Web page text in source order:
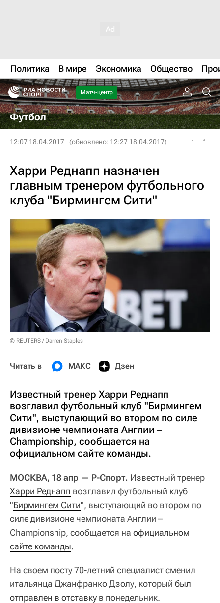
Политика В мире Экономика Общество
Матч-центр
Футбол
12:07 18.04.2017 (обновлено: 12:27 18.04.2017)
Харри Реднапп назначен
главным тренером футбольного
клуба "Бирмингем Сити"
© REUTERS / Darren Staples
Читать в МАКС Дзен
Известный тренер Харри Реднапп
возглавил футбольный клуб "Бирмингем
Сити", выступающий во втором по силе
дивизионе чемпионата Англии –
Championship, сообщается на
официальном сайте команды.
МОСКВА, 18 апр — Р-Спорт. Известный тренер
Харри Реднапп возглавил футбольный клуб
"Бирмингем Сити", выступающий во втором по
силе дивизионе чемпионата Англии –
Championship, сообщается на официальном
сайте команды.
На своем посту 70-летний специалист сменил
итальянца Джанфранко Дзолу, который был
отправлен в отставку в понедельник.